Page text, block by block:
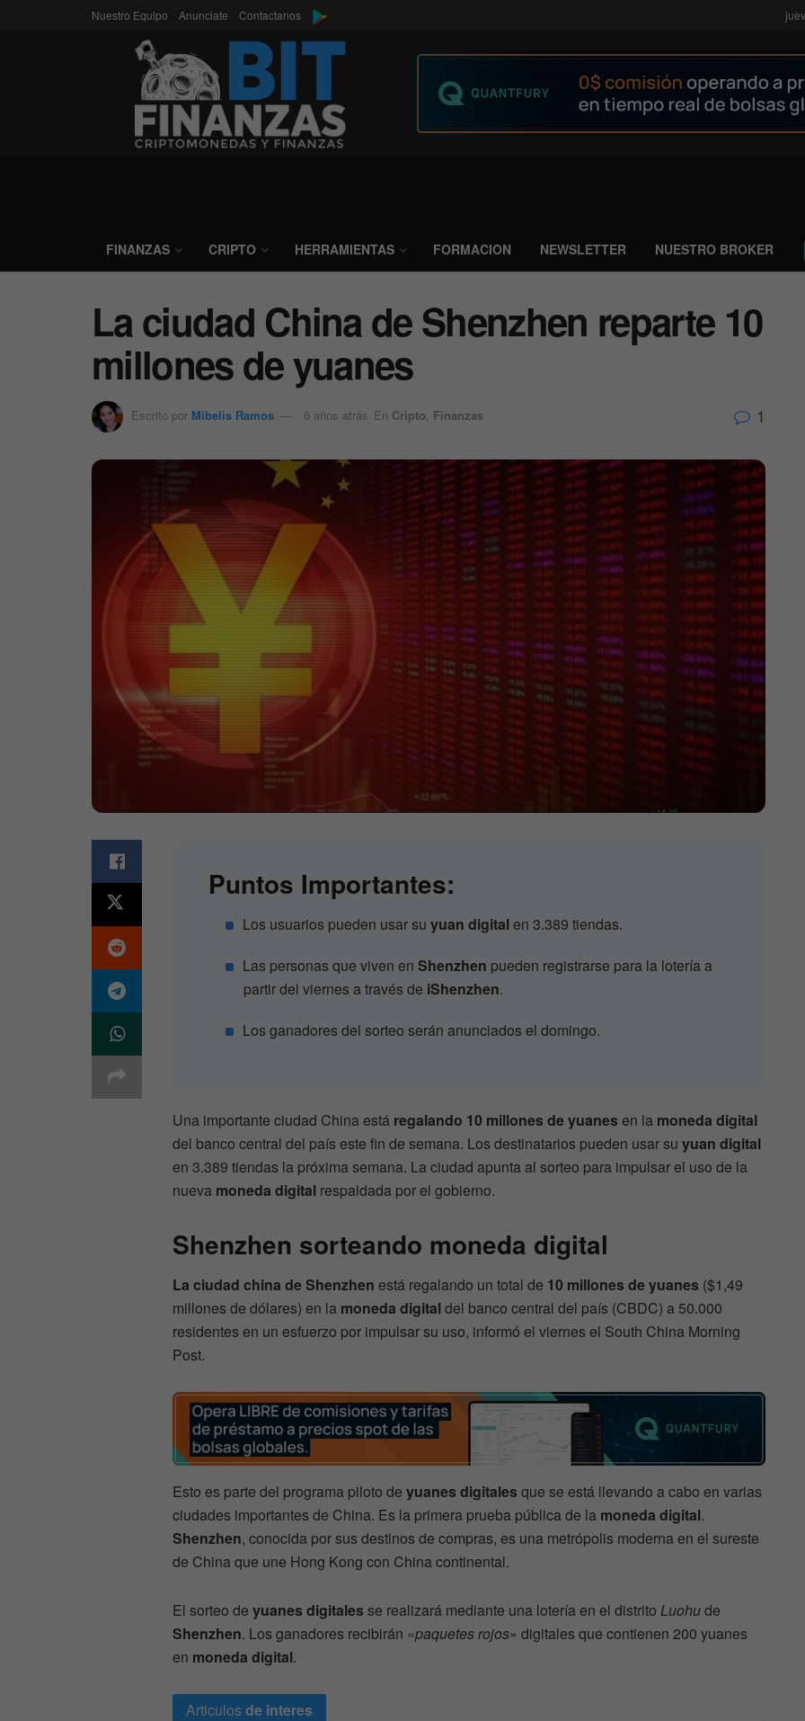
Nuestro Equipo Anunciate Contactanos
FINANZAS CRIPTO HERRAMIENTAS FORMACION NEWSLETTER NUESTRO BROKER
La ciudad China de Shenzhen reparte 10
millones de yuanes
Escrito por Mibelis Ramos 6 años atrás En Cripto Finanzas 1
Puntos Importantes:
Los usuarios pueden usar suyuan digitalen 3.389 tiendas.
Las personas que viven enShenzhen pueden registrarse para la lotería a
partir del viernes a través de iShenzhen.
Los ganadores del sorteo serán anunciados el domingo.
Una importante ciudad China está regalando 10 millones de yuanes en la moneda digital
del banco central del país este fin de semana. Los destinatarios pueden usar su yuan digital
en 3.389 tiendas la próxima semana. La ciudad apunta al sorteo para impulsar el uso de la
nueva moneda digital respaldada por el gobierno.
Shenzhen sorteando moneda digital
La ciudad china de Shenzhen está regalando un total de 10 millones de yuanes ($1,49
millones de dólares) en la moneda digitaldel banco central del país (CBDC) a 50.000
residentes en un esfuerzo por impulsar su uso, informó el viernes el South China Morning
Post.
Esto es parte del programa piloto de yuanes digitales que se está llevando a cabo en varias
ciudades importantes de China. Es la primera prueba pública de la moneda digital.
Shenzhen, conocida por sus destinos de compras, es una metrópolis moderna en el sureste
de China que une Hong Kong con China continental.
El sorteo de yuanes digitales se realizará mediante una lotería en el distrito Luohude
Shenzhen. Los ganadores recibirán «paquetes rojos» digitales que contienen 200 yuanes
en moneda digital.
Articulosde interes